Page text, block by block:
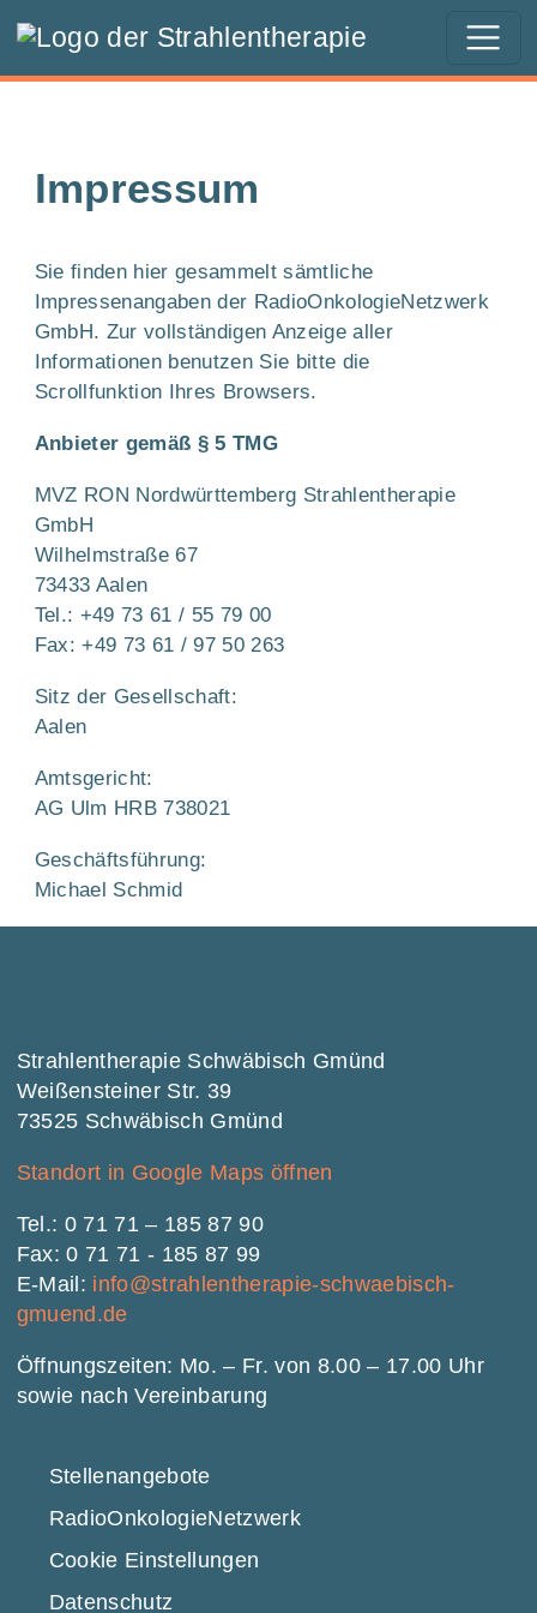
Impressum
Sie finden hier gesammelt sämtliche
Impressenangaben der RadioOnkologieNetzwerk
GmbH. Zur vollständigen Anzeige aller
Informationen benutzen Sie bitte die
Scrollfunktion Ihres Browsers.
Anbieter gemäß § 5 TMG
MVZ RON Nordwürttemberg Strahlentherapie
GmbH
Wilhelmstraße 67
73433 Aalen
Tel.: +49 73 61 / 55 79 00
Fax: +49 73 61 / 97 50 263
Sitz der Gesellschaft:
Aalen
Amtsgericht:
AG Ulm HRB 738021
Geschäftsführung:
Michael Schmid
Strahlentherapie Schwäbisch Gmünd
Weißensteiner Str. 39
73525 Schwäbisch Gmünd
Standort in Google Maps öffnen
Tel.: 0 71 71 – 185 87 90
Fax: 0 71 71 - 185 87 99
E-Mail: info@strahlentherapie-schwaebisch-
gmuend.de
Öffnungszeiten: Mo. – Fr. von 8.00 – 17.00 Uhr
sowie nach Vereinbarung
Stellenangebote
RadioOnkologie­Netzwerk
Cookie Einstellungen
Datenschutz